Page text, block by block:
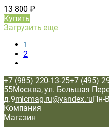
13 800 ₽
Купить
Загрузить еще
1
2
+7 (985) 220-13-25+7 (495)
55Москва, ул. Большая
д.9micmag.ru@yandex.ruПн-
Компания
Магазин